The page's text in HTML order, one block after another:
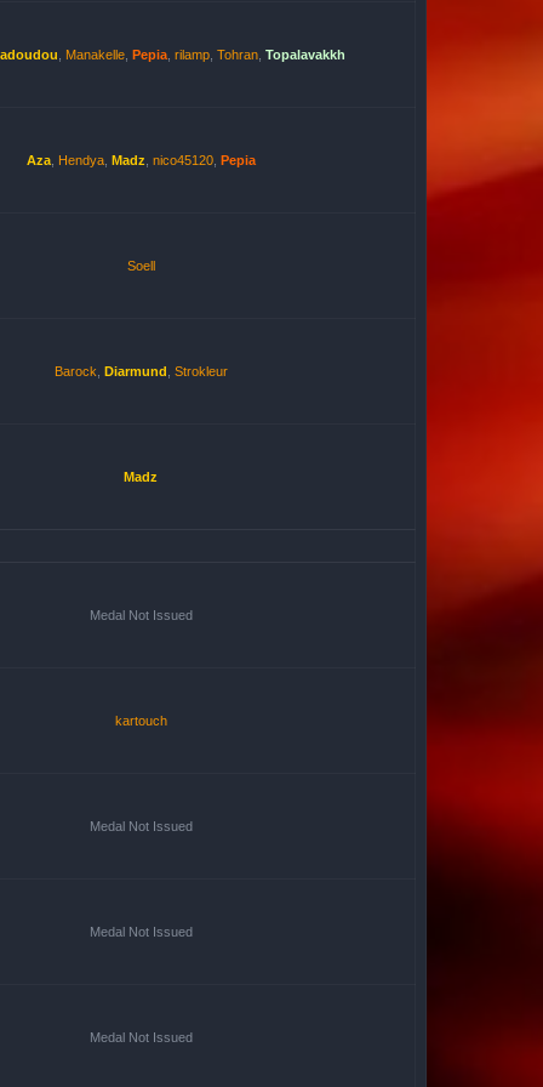
Manakelle Pepia rilamp Tohran Topalavakkh
Aza, Hendya, Madz nico45120, Pepia
Soell
Barock Diarmund Strokleur
Madz
Medal Not Issued
kartouch
Medal Not Issued
Medal Not Issued
Medal Not Issued